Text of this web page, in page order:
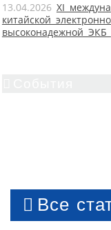
13.04.2026 XI
китайской
высоконадежной ЭКБ
Все